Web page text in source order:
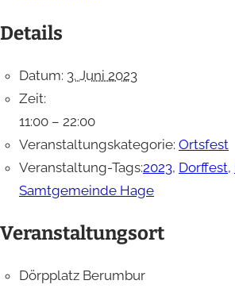
Details
Datum: 3. Juni 2023
Zeit:
11:00 – 22:00
Veranstaltungskategorie: Ortsfest
Veranstaltung-Tags:2023, Dorffest,
Samtgemeinde Hage
Veranstaltungsort
Dörpplatz Berumbur